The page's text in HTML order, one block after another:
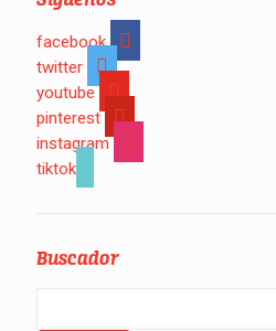
facebook
twitter
youtube
pinterest
instagram
tiktok
Buscador